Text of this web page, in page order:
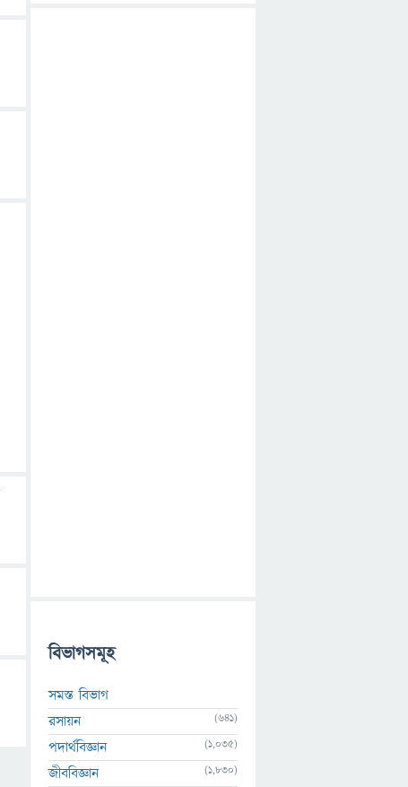
বিভাগসমূহ
সমস্ত বিভাগ
রসায়ন
(641)
পদার্থবিজ্ঞান (1,035)
জীববিজ্ঞান (1,830)